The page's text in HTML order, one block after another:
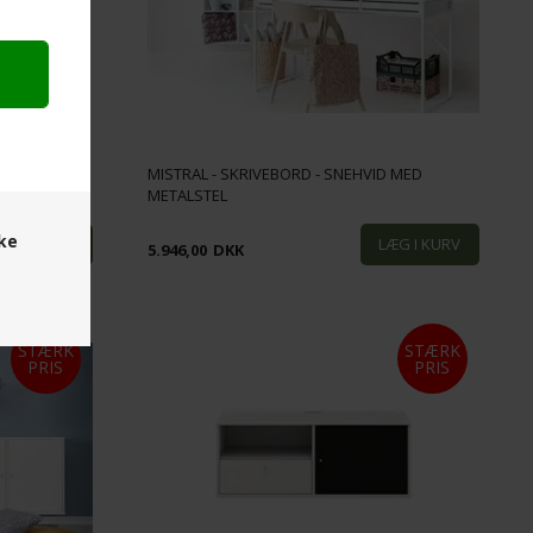
MISTRAL - SKRIVEBORD - SNEHVID MED
METALSTEL
5.946,00 DKK
STÆRK
PRIS
STÆRK
PRIS